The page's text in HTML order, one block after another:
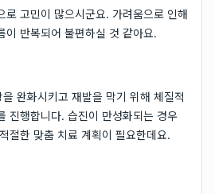
로 고민이 많으시군요. 가려움으로 인해
이 반복되어 불편하실 것 같아요.
완화시키고 재발을 막기 위해 체질적
진행합니다. 습진이 만성화되는 경우
절한 맞춤 치료 계획이 필요한데요.